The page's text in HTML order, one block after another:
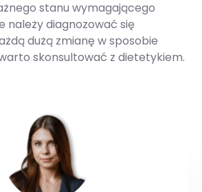
stanu wymagającego
należy diagnozować się
dużą zmianę w sposobie
skonsultować z dietetykiem.